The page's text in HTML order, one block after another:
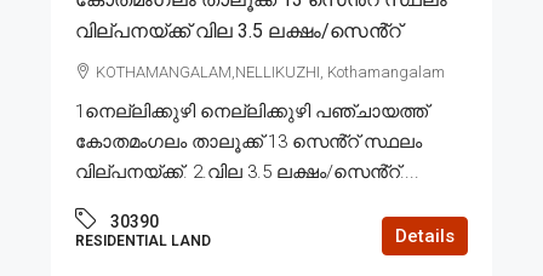
വില്പനയ്ക്ക് വില 3.5 ലക്ഷം/സെൻ്റ്
KOTHAMANGALAM,NELLIKUZHI, Kothamangalam
1നെല്ലിക്കുഴി നെല്ലിക്കുഴി പഞ്ചായത്ത്
കോതമംഗലം താലൂക്ക് 13 സെൻ്റ് സ്ഥലം
വില്പനയ്ക്ക്. 2.വില 3.5 ലക്ഷം/സെൻ്റ്....
30390
RESIDENTIAL LAND Details